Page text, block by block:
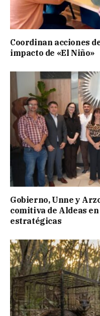
Coordinan acciones
impacto de «El Niño»
Gobierno, Unne y
comitiva de Aldeas
estratégicas